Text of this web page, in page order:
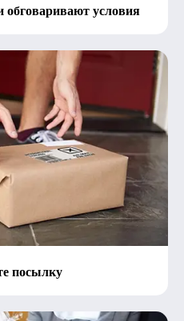
условия
посылку